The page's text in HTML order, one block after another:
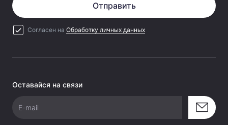
Отправить
Согласен на Обработку личных данных
Оставайся на связи
E-mail